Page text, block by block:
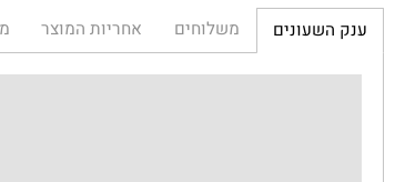
משלוחים אחריות המוצר מותגים